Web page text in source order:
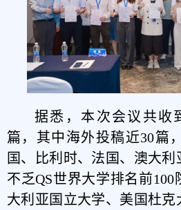
据悉，本次会议共收
篇，其中海外投稿近30篇
国、比利时、法国、澳大
不乏QS世界大学排名前
大利亚国立大学、美国杜克